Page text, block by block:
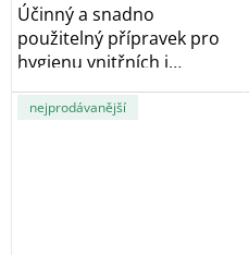
Účinný a snadno
použitelný přípravek pro
hygienu vnitřních i
vnějších povrchů
skleníků...
nejprodávanější